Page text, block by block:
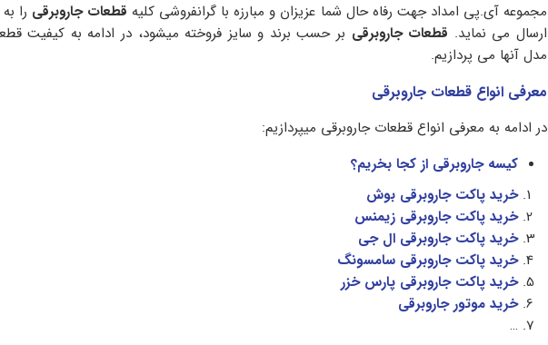
مجموعه آی.پی امداد جهت رفاه حال شما عزیزان و مبارزه با گرانفروشی کلیه قطعات جاروبرقی را
ارسال می نماید. قطعات جاروبرقی بر حسب برند و سایز فروخته میشود، در ادامه به کیفیت
مدل آنها می پردازیم.
معرفی انواع قطعات جاروبرقی
در ادامه به معرفی انواع قطعات جاروبرقی میپردازیم:
کیسه جاروبرقی از کجا بخریم؟
خرید پاکت جاروبرقی بوش
خرید پاکت جاروبرقی زیمنس
خرید پاکت جاروبرقی ال جی
خرید پاکت جاروبرقی سامسونگ
خرید پاکت جاروبرقی پارس خزر
خرید موتور جاروبرقی
…